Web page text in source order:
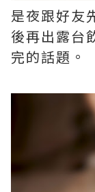
是夜跟好友
後再出露台
完的話題。